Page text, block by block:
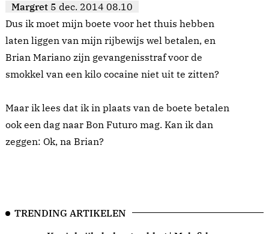
Margret 5 dec. 2014 08.10
Dus ik moet mijn boete voor het thuis hebben
laten liggen van mijn rijbewijs wel betalen, en
Brian Mariano zijn gevangenisstraf voor de
smokkel van een kilo cocaine niet uit te zitten?
Maar ik lees dat ik in plaats van de boete betalen
ook een dag naar Bon Futuro mag. Kan ik dan
zeggen: Ok, na Brian?
TRENDING ARTIKELEN